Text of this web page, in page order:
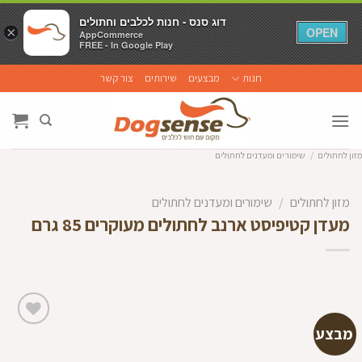
to
content
חנות מבצעים שירותים צור קשר
מזון לחתולים / שימורים ומעדנים לחתולים
מזון לחתולים / שימורים ומעדנים לחתולים
מעדן קטיפיסט ארנב לחתולים מעוקרים 85 גרם
מבצע
×
דוג סנס - חנות לכלבים וחתולים
AppCommerce
FREE - In Google Play
OPEN
×
דוג סנס - חנות לכלבים וחתולים
AppCommerce
FREE - In Google Play
OPEN